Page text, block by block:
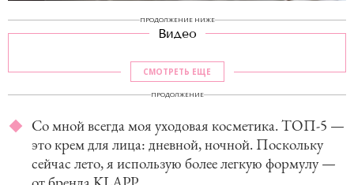
ПРОДОЛЖЕНИЕ НИЖЕ
Видео
СМОТРЕТЬ ЕЩЕ
ПРОДОЛЖЕНИЕ
Со мной всегда моя уходовая косметика. ТОП-5 —
это крем для лица: дневной, ночной. Поскольку
сейчас лето, я использую более легкую формулу —